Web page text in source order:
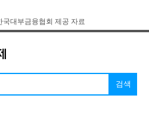
대부금융협회 제공 자료